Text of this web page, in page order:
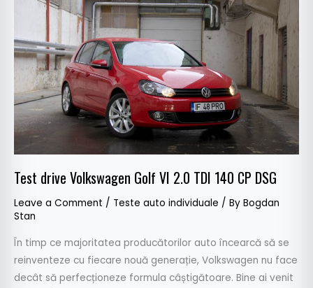
Test drive Volkswagen Golf VI 2.0 TDI 140 CP DSG
Leave a Comment / Teste auto individuale / By Bogdan
Stan
În timp ce majoritatea producătorilor auto încearcă să se
reinventeze cu fiecare nouă generație, Volkswagen nu face
decât să perfecționeze formula câștigătoare. Bine ai venit
Volkswagen
VI
2.0
TDI
140
CP
DSG